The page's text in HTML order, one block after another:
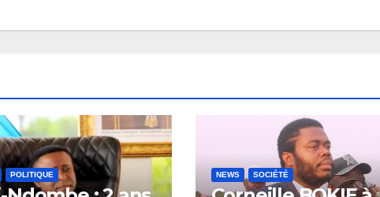
POLITIQUE NEWS SOCIÉTÉ